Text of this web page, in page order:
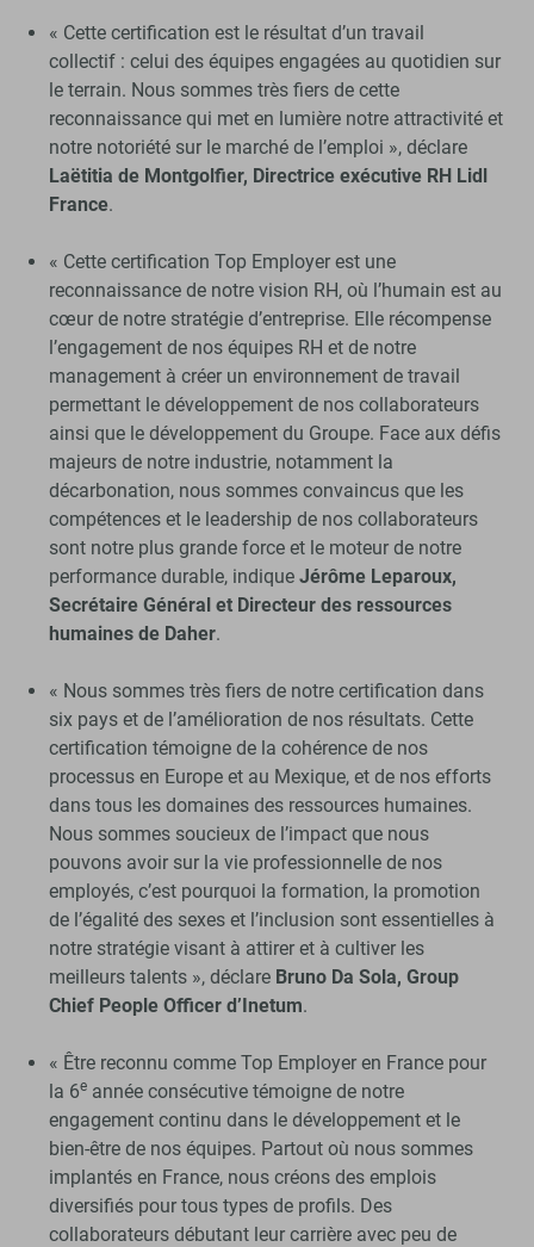
« Cette certification est le résultat d’un travail
collectif : celui des équipes engagées au quotidien sur
le terrain. Nous sommes très fiers de cette
reconnaissance qui met en lumière notre attractivité et
notre notoriété sur le marché de l’emploi », déclare
Laëtitia de Montgolfier, Directrice exécutive RH Lidl
France.
« Cette certification Top Employer est une
reconnaissance de notre vision RH, où l’humain est au
cœur de notre stratégie d’entreprise. Elle récompense
l’engagement de nos équipes RH et de notre
management à créer un environnement de travail
permettant le développement de nos collaborateurs
ainsi que le développement du Groupe. Face aux défis
majeurs de notre industrie, notamment la
décarbonation, nous sommes convaincus que les
compétences et le leadership de nos collaborateurs
sont notre plus grande force et le moteur de notre
performance durable, indique Jérôme Leparoux,
Secrétaire Général et Directeur des ressources
humaines de Daher.
« Nous sommes très fiers de notre certification dans
six pays et de l’amélioration de nos résultats. Cette
certification témoigne de la cohérence de nos
processus en Europe et au Mexique, et de nos efforts
dans tous les domaines des ressources humaines.
Nous sommes soucieux de l’impact que nous
pouvons avoir sur la vie professionnelle de nos
employés, c’est pourquoi la formation, la promotion
de l’égalité des sexes et l’inclusion sont essentielles à
notre stratégie visant à attirer et à cultiver les
meilleurs talents », déclare Bruno Da Sola, Group
Chief People Officer d’Inetum.
« Être reconnu comme Top Employer en France pour
la 6eannée consécutive témoigne de notre
engagement continu dans le développement et le
bien-être de nos équipes. Partout où nous sommes
implantés en France, nous créons des emplois
diversifiés pour tous types de profils. Des
collaborateurs débutant leur carrière avec peu de